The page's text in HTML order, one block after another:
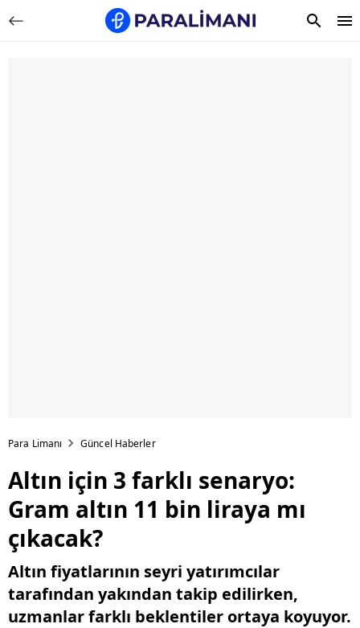
Para Limanı Güncel Haberler
Altın için 3 farklı senaryo:
Gram altın 11 bin liraya mı
çıkacak?
Altın fiyatlarının seyri yatırımcılar
tarafından yakından takip edilirken,
uzmanlar farklı beklentiler ortaya koyuyor.